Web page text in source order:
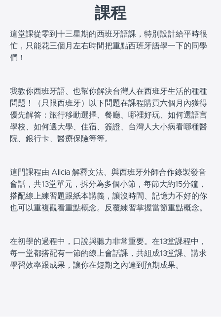
課程
這堂課從零到十三星期的西班牙語課，特別設計給平時很
忙，只能花三個月左右時間把重點西班牙語學一下的同學
們！
我教你西班牙語、也幫你解決台灣人在西班牙生活的種種
問題！（只限西班牙）以下問題在課程購買六個月內獲得
優先解答：旅行移動選擇、餐廳、哪裡好玩、如何選語言
學校、如何選大學、住宿、簽證、台灣人大小病看哪種醫
院、銀行卡、醫療保險等等。
這門課程由 Alicia 解釋文法、與西班牙外師合作錄製發音
會話，共13堂單元，拆分為多個小節，每節大約15分鐘，
搭配線上練習題跟紙本講義， 讓沒時間、記憶力不好的你
也可以重複觀看重點概念。反覆練習掌握當節重點概念。
在初學的過程中，口說與聽力非常重要。在13堂課程中，
每一堂都搭配有一節的線上會話課，共組成13堂課、講求
學習效率跟成果，讓你在短期之內達到預期成果。